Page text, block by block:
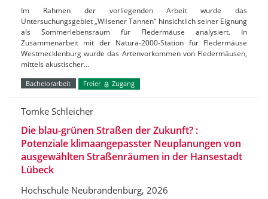
Im Rahmen der vorliegenden Arbeit wurde das
Untersuchungsgebiet „Wilsener Tannen“ hinsichtlich seiner Eignung
als Sommerlebensraum für Fledermäuse analysiert. In
Zusammenarbeit mit der Natura-2000-Station für Fledermäuse
Westmecklenburg wurde das Artenvorkommen von Fledermäusen,
mittels akustischer…
Bachelorarbeit Freier Zugang
Tomke Schleicher
Die blau-grünen Straßen der Zukunft? :
Potenziale klimaangepasster Neuplanungen von
ausgewählten Straßenräumen in der Hansestadt
Lübeck
Hochschule Neubrandenburg, 2026